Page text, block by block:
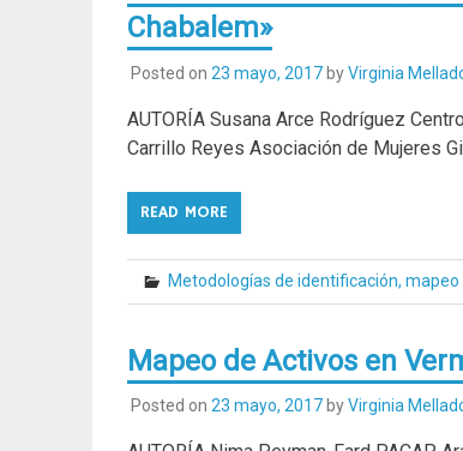
Chabalem»
Posted on 23 mayo, 2017byVirginia
AUTORÍA Susana Arce Rodríguez
Carrillo Reyes Asociación de Mujeres
READ MORE
Metodologías de identificación, mapeo
Mapeo de Activos en
Posted on 23 mayo, 2017byVirginia